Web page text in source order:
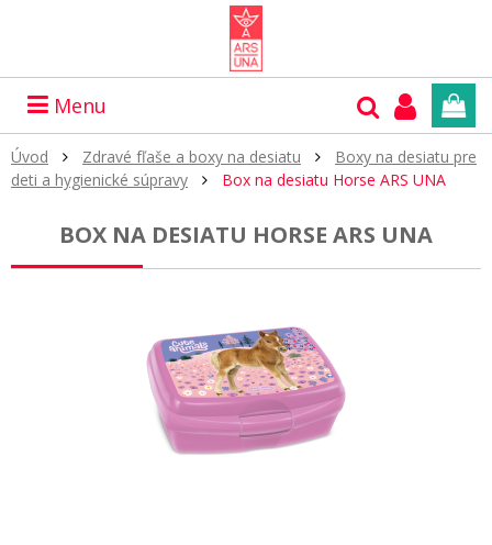
Menu
Úvod Zdravé fľaše a boxy na desiatu
Boxy na desiatu pre
deti a hygienické súpravy
Box na desiatu Horse ARS UNA
BOX NA DESIATU HORSE ARS UNA